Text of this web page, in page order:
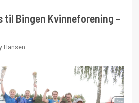
til Bingen Kvinneforening –
Hansen